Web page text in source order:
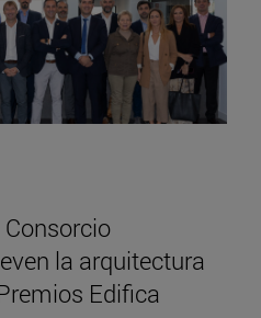
la arquitectura
Edifica